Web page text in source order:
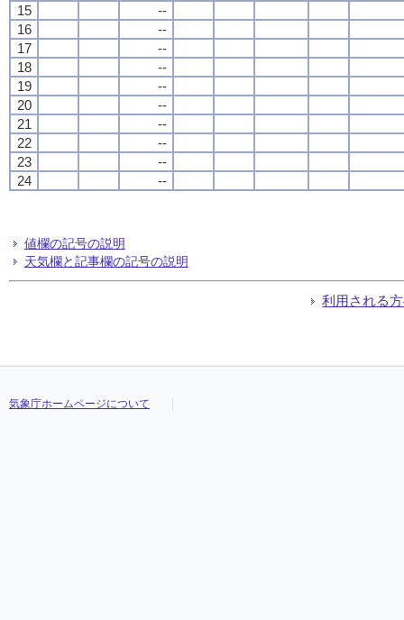
15
--
16
--
17
--
18
--
19
--
20
--
21
--
22
--
23
--
24
--
値欄の記号の説明
天気欄と記事欄の記号の説明
利用される
気象庁ホームページについて